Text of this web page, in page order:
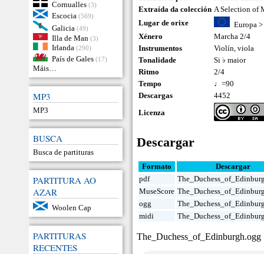
Cornualles (3)
Escocia (569)
Galicia (49)
Illa de Man (3)
Irlanda (290)
País de Gales (17)
Máis…
MP3
MP3
BUSCA
Busca de partituras
PARTITURA AO
AZAR
Woolen Cap
PARTITURAS
RECENTES
Extraída da colección A Selection of
Lugar de orixe
Europa>
Xénero
Marcha 2/4
Instrumentos
Violín,viola
Tonalidade
Si ♭ maior
Ritmo
2/4
Tempo
♩=90
Descargas
4452
Licenza
Descargar
Formato
Descargar
pdf
MuseScore
ogg
midi
The_Duchess_of_Edinburgh.ogg